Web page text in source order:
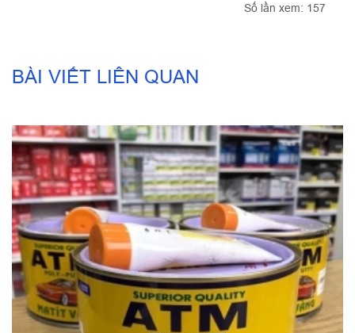
Số lần xem: 157
BÀI VIẾT LIÊN QUAN